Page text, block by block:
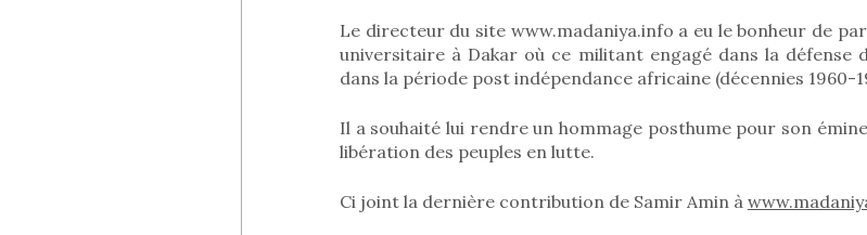
Le directeur du site www.madaniya.info a eu le bonheur de
universitaire à Dakar où ce militant engagé dans la défense
dans la période post indépendance africaine (décennies 1960-
Il a souhaité lui rendre un hommage posthume pour son
libération des peuples en lutte.
Ci joint la dernière contribution de Samir Amin à